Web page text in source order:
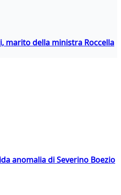
marito della ministra Roccella
anomalia di Severino Boezio